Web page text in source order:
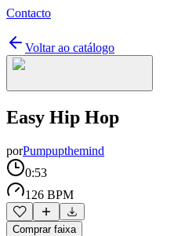
Contacto
Voltar ao catálogo
Easy Hip Hop
porPumpupthemind
0:53
126 BPM
Comprar faixa